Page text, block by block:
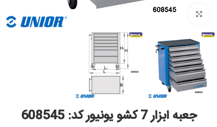
بزرگنمایی تصویر
جعبه ابزار 7 کشو یونیور کد: 608545